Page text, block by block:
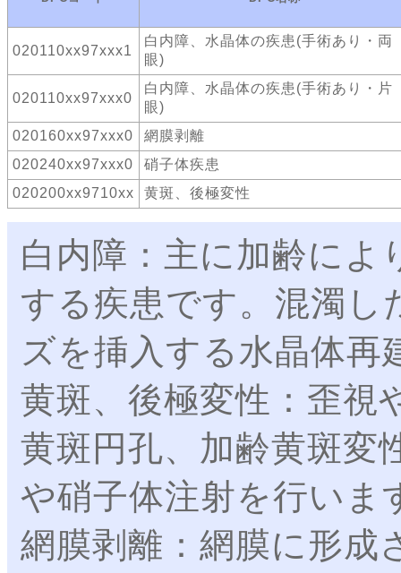
020110xx97xxx1
白内障、水晶体の疾患(手術あり・両
眼)
020110xx97xxx0
白内障、水晶体の疾患(手術あり・片
眼)
020160xx97xxx0
網膜剥離
020240xx97xxx0
硝子体疾患
020200xx9710xx
黄斑、後極変性
白内障：主に加齢によ
する疾患です。混濁し
ズを挿入する水晶体再
黄斑、後極変性：歪視
黄斑円孔、加齢黄斑変
や硝子体注射を行いま
網膜剥離：網膜に形成